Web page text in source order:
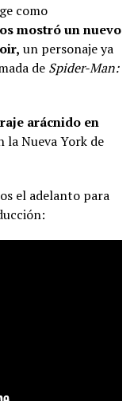
como
mostró un nuevo
un personaje ya
de Spider-Man:
arácnido en
la Nueva York de
el adelanto para